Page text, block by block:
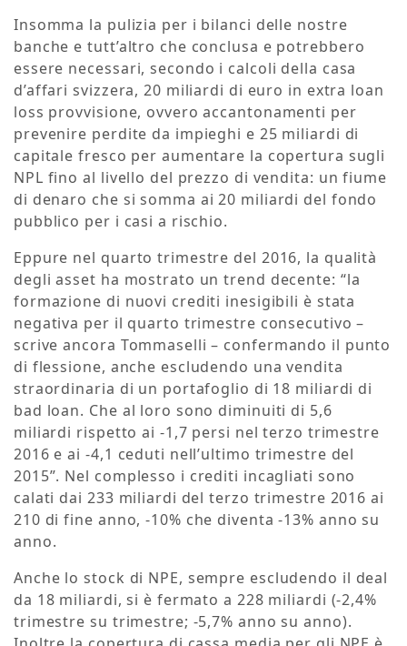
Insomma la pulizia per i bilanci delle nostre
banche e tutt’altro che conclusa e potrebbero
essere necessari, secondo i calcoli della casa
d’affari svizzera, 20 miliardi di euro in extra loan
loss provvisione, ovvero accantonamenti per
prevenire perdite da impieghi e 25 miliardi di
capitale fresco per aumentare la copertura sugli
NPL fino al livello del prezzo di vendita: un fiume
di denaro che si somma ai 20 miliardi del fondo
pubblico per i casi a rischio.
Eppure nel quarto trimestre del 2016, la qualità
degli asset ha mostrato un trend decente: “la
formazione di nuovi crediti inesigibili è stata
negativa per il quarto trimestre consecutivo –
scrive ancora Tommaselli – confermando il punto
di flessione, anche escludendo una vendita
straordinaria di un portafoglio di 18 miliardi di
bad loan. Che al loro sono diminuiti di 5,6
miliardi rispetto ai -1,7 persi nel terzo trimestre
2016 e ai -4,1 ceduti nell’ultimo trimestre del
2015”. Nel complesso i crediti incagliati sono
calati dai 233 miliardi del terzo trimestre 2016 ai
210 di fine anno, -10% che diventa -13% anno su
anno.
Anche lo stock di NPE, sempre escludendo il deal
da 18 miliardi, si è fermato a 228 miliardi (-2,4%
trimestre su trimestre; -5,7% anno su anno).